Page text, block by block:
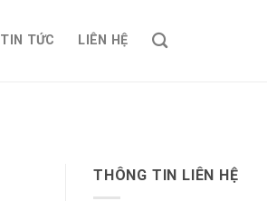
TIN TỨC LIÊN HỆ
THÔNG TIN LIÊN HỆ